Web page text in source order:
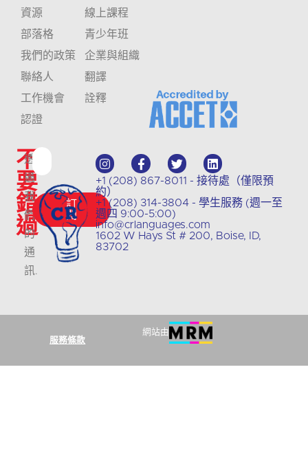
不
要
錯
過
透
過
我
們
的
通
訊.
訂
閱
+1 (208) 867-8011 - 接待處（僅限預
約）
+1 (208) 314-3804 - 學生服務 (週一至
週四 9:00-5:00)
info@crlanguages.com
1602 W Hays St # 200, Boise, ID,
83702
資源
部落格
我們的政策
聯絡人
工作機會
認證
線上課程
青少年班
企業與組織
翻譯
詮釋
服務條款
網站由